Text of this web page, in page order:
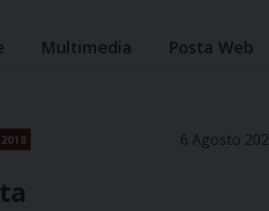
Multimedia Posta Web
6 Agosto